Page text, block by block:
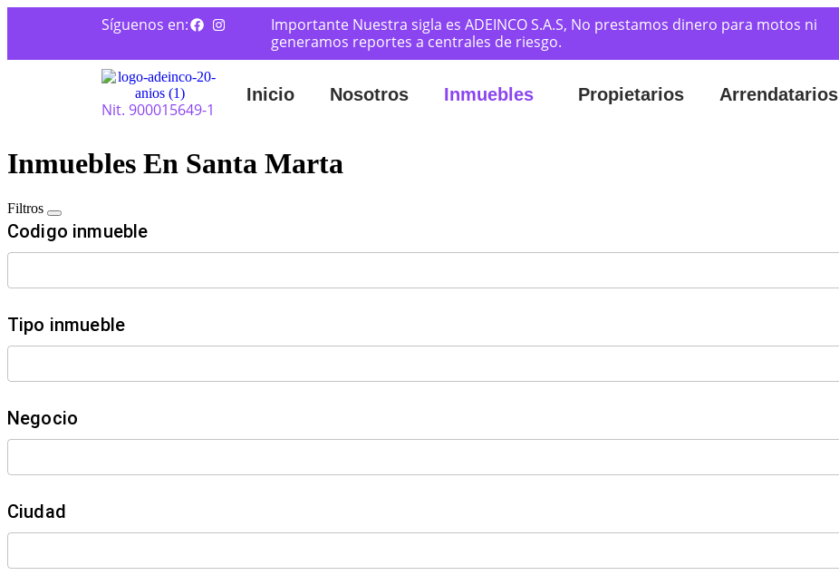
Síguenos en:
Importante Nuestra sigla es ADEINCO S.A.S, No prestamos dinero para motos ni
generamos reportes a centrales de riesgo.
Nit. 900015649-1
Inicio Nosotros Inmuebles Propietarios Arrendatarios
Inmuebles En Santa Marta
Filtros